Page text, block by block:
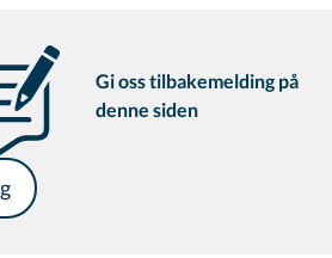
Gi oss tilbakemelding på
denne siden